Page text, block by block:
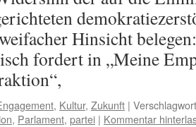
Hinsicht
fordert in „Meine
, Kultur, Zukunft |
, Parlament, partei | Kommentar